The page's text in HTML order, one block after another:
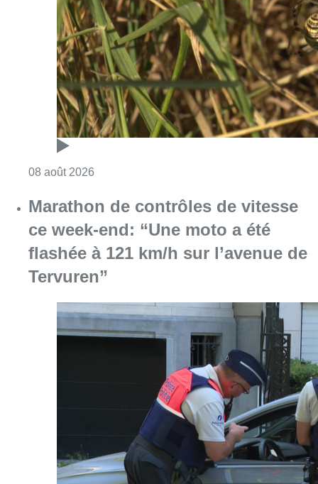
Marathon de contrôles de vitesse
ce week-end: “Une moto a été
flashée à 121 km/h sur l’avenue de
Tervuren”
Consulter l'article "Marathon de contrôles
L’Union Saint-Gilloise attire
Bertram Kvist, milieu danois de 21
ans qui renforce les U23